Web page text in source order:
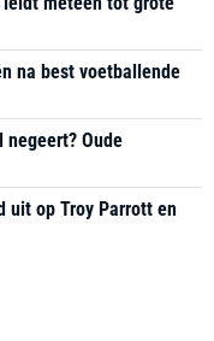
na best voetballende
negeert? Oude
uit op Troy Parrott en